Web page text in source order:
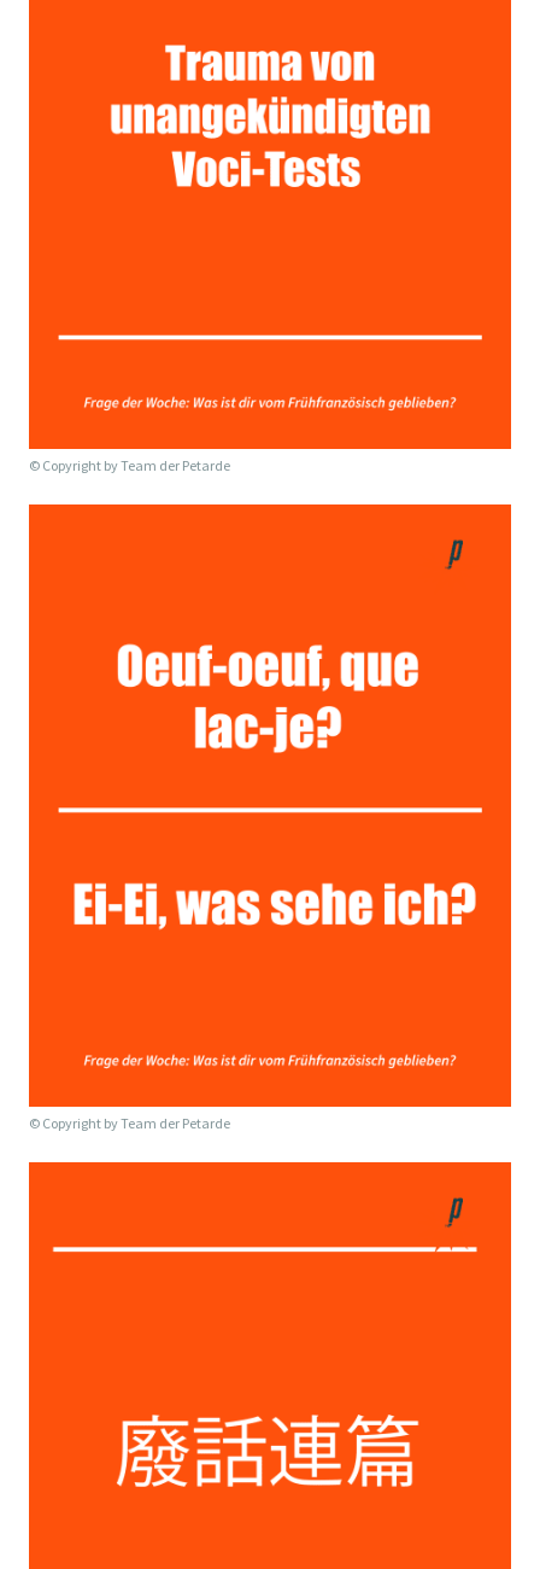
© Copyright byTeam der Petarde
© Copyright byTeam der Petarde